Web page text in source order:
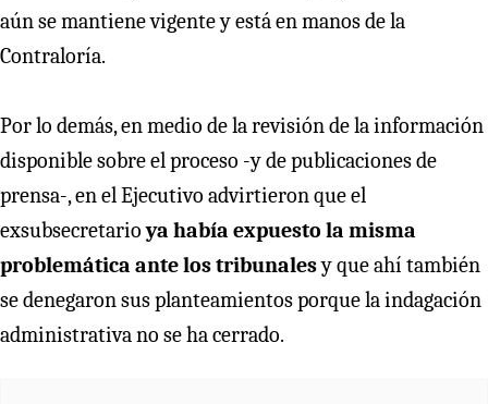
aún se mantiene vigente y está en manos de la
Contraloría.
Por lo demás, en medio de la revisión de la información
disponible sobre el proceso -y de publicaciones de
prensa-, en el Ejecutivo advirtieron que el
exsubsecretarioya había expuesto la misma
problemática ante los tribunalesy que ahí también
se denegaron sus planteamientos porque la indagación
administrativa no se ha cerrado.